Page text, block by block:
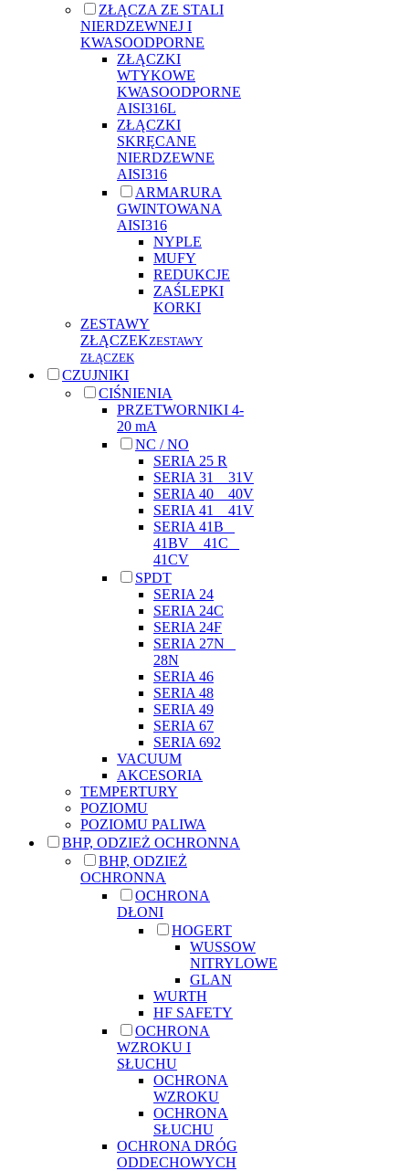
ZŁĄCZA ZE STALI
NIERDZEWNEJ I
KWASOODPORNE
ZŁĄCZKI
WTYKOWE
KWASOODPORNE
AISI316L
ZŁĄCZKI
SKRĘCANE
NIERDZEWNE
AISI316
ARMARURA
GWINTOWANA
AISI316
NYPLE
MUFY
REDUKCJE
ZAŚLEPKI
KORKI
ZESTAWY
ZŁĄCZEKZESTAWY
ZŁĄCZEK
CZUJNIKI
CIŚNIENIA
PRZETWORNIKI 4-
20 mA
NC / NO
SERIA 25 R
SERIA 31 _ 31V
SERIA 40 _ 40V
SERIA 41 _ 41V
SERIA 41B _
41BV _ 41C _
41CV
SPDT
SERIA 24
SERIA 24C
SERIA 24F
SERIA 27N _
28N
SERIA 46
SERIA 48
SERIA 49
SERIA 67
SERIA 692
VACUUM
AKCESORIA
TEMPERTURY
POZIOMU
POZIOMU PALIWA
BHP, ODZIEŻ OCHRONNA
BHP, ODZIEŻ
OCHRONNA
OCHRONA
DŁONI
HOGERT
WUSSOW
NITRYLOWE
GLAN
WURTH
HF SAFETY
OCHRONA
WZROKU I
SŁUCHU
OCHRONA
WZROKU
OCHRONA
SŁUCHU
OCHRONA DRÓG
ODDECHOWYCH